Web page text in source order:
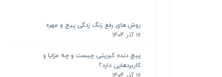
روش های رفع زنگ زدگی پیچ و مهره
۱۶ آذر ۱۴۰۴
پیچ دنده کبریتی چیست و چه مزایا و
کاربردهایی دارد؟